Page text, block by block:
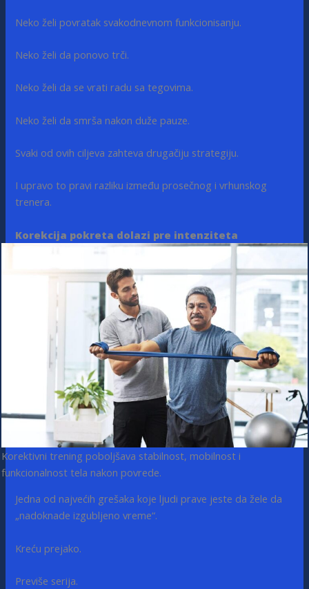
Neko želi povratak svakodnevnom funkcionisanju.
Neko želi da ponovo trči.
Neko želi da se vrati radu sa tegovima.
Neko želi da smrša nakon duže pauze.
Svaki od ovih ciljeva zahteva drugačiju strategiju.
I upravo to pravi razliku između prosečnog i vrhunskog
trenera.
Korekcija pokreta dolazi pre intenziteta
Korektivni trening poboljšava stabilnost, mobilnost i
funkcionalnost tela nakon povrede.
Jedna od najvećih grešaka koje ljudi prave jeste da žele da
„nadoknade izgubljeno vreme“.
Kreću prejako.
Previše serija.